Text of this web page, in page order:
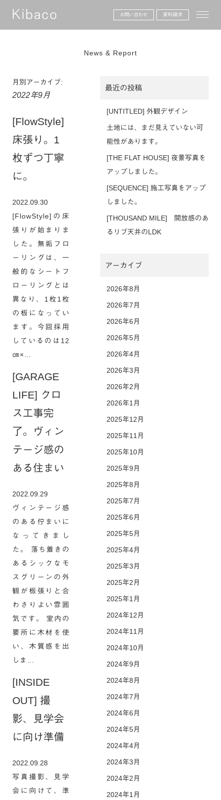
toggle
お問い合わせ 資料請求
News & Report
月別アーカイブ:
2022年9月
[FlowStyle]
床張り。1
枚ずつ丁寧
に。
2022.09.30
[FlowStyle]の床
張りが始まりま
した。無垢フロ
ーリングは、一
般的なシートフ
ローリングとは
異なり、1枚1枚
の板になってい
ます。今回採用
しているのは12
㎝×…
[GARAGE
LIFE] クロ
ス工事完
了。ヴィン
テージ感の
ある住まい
2022.09.29
ヴィンテージ感
のある佇まいに
なってきまし
た。 落ち着きの
あるシックなモ
スグリーンの外
観が板張りと合
わさりよい雰囲
気です。 室内の
要所に木材を使
い、木質感を出
しま…
[INSIDE
OUT] 撮
影、見学会
に向け準備
2022.09.28
写真撮影、見学
会に向けて、準
最近の投稿
[UNTITLED] 外観デザイン
土地には、まだ見えていない可
能性があります。
[THE FLAT HOUSE] 夜景写真を
アップしました。
[SEQUENCE] 施工写真をアップ
しました。
[THOUSAND MILE] 開放感のあ
るリブ天井のLDK
アーカイブ
2026年8月
2026年7月
2026年6月
2026年5月
2026年4月
2026年3月
2026年2月
2026年1月
2025年12月
2025年11月
2025年10月
2025年9月
2025年8月
2025年7月
2025年6月
2025年5月
2025年4月
2025年3月
2025年2月
2025年1月
2024年12月
2024年11月
2024年10月
2024年9月
2024年8月
2024年7月
2024年6月
2024年5月
2024年4月
2024年3月
2024年2月
2024年1月